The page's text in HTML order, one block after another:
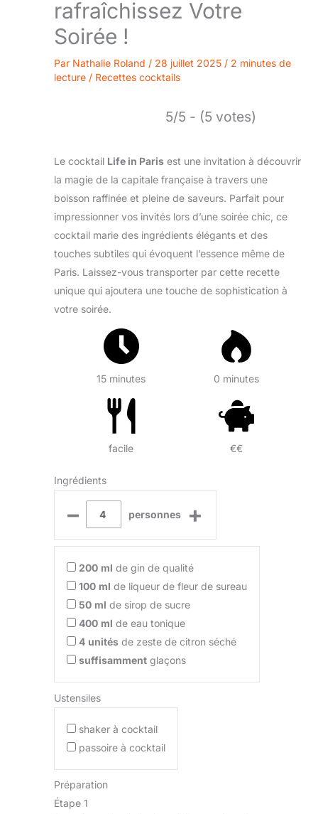
rafraîchissez Votre
Soirée !
Par Nathalie Roland / 28 juillet 2025 / 2 minutes de
lecture / Recettes cocktails
5/5 - (5 votes)
Le cocktail Life in Paris est une invitation à découvrir
la magie de la capitale française à travers une
boisson raffinée et pleine de saveurs. Parfait pour
impressionner vos invités lors d’une soirée chic, ce
cocktail marie des ingrédients élégants et des
touches subtiles qui évoquent l’essence même de
Paris. Laissez-vous transporter par cette recette
unique qui ajoutera une touche de sophistication à
votre soirée.
15 minutes 0 minutes
facile €€
Ingrédients
– personnes +
200 ml de gin de qualité
100 ml de liqueur de fleur de sureau
50 ml de sirop de sucre
400 ml de eau tonique
4 unités de zeste de citron séché
suffisamment glaçons
Ustensiles
shaker à cocktail
passoire à cocktail
Préparation
Étape 1